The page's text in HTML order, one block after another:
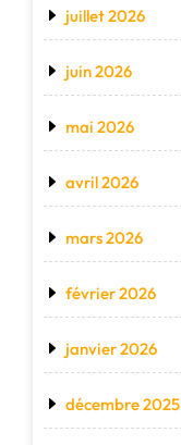
juillet 2026
juin 2026
mai 2026
avril 2026
mars 2026
février 2026
janvier 2026
décembre 2025